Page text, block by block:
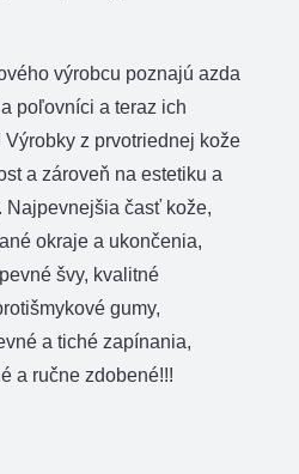
výrobcu poznajú azda
poľovníci a teraz ich
z prvotriednej kože
a zároveň na estetiku a
Najpevnejšia časť kože,
okraje a ukončenia,
švy, kvalitné
gumy,
a tiché zapínania,
a ručne zdobené!!!